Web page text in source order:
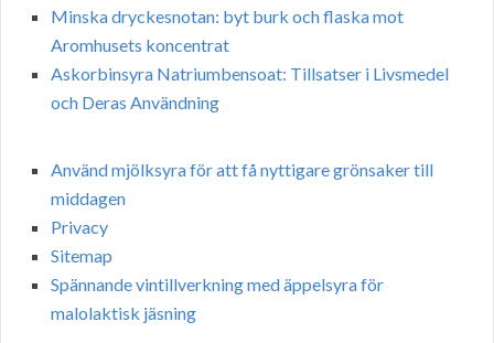
Minska dryckesnotan: byt burk och flaska mot
Aromhusets koncentrat
Askorbinsyra Natriumbensoat: Tillsatser i Livsmedel
och Deras Användning
Använd mjölksyra för att få nyttigare grönsaker till
middagen
Privacy
Sitemap
Spännande vintillverkning med äppelsyra för
malolaktisk jäsning